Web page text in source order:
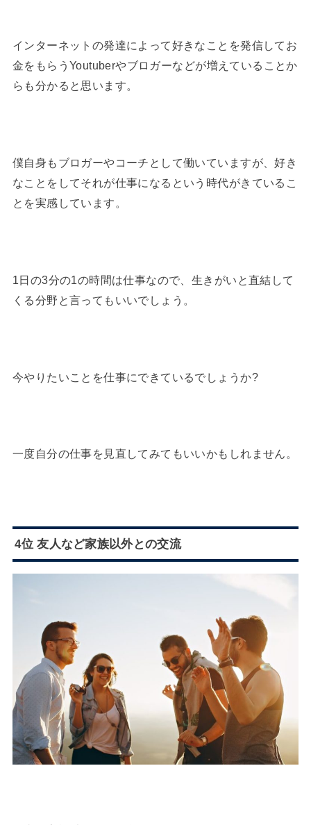
インターネットの発達によって好きなことを発信してお
金をもらうYoutuberやブロガーなどが増えていることか
らも分かると思います。
僕自身もブロガーやコーチとして働いていますが、好き
なことをしてそれが仕事になるという時代がきているこ
とを実感しています。
1日の3分の1の時間は仕事なので、生きがいと直結して
くる分野と言ってもいいでしょう。
今やりたいことを仕事にできているでしょうか?
一度自分の仕事を見直してみてもいいかもしれません。
4位 友人など家族以外との交流